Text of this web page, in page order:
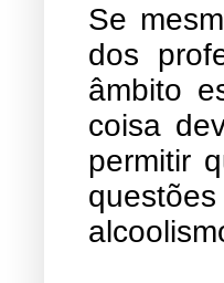
Se
dos
âmbito
coisa
permitir